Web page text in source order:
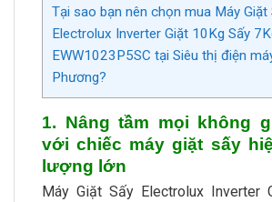
Tại sao bạn nên chọn mua Máy Giặt
Electrolux Inverter Giặt 10Kg Sấy
EWW1023P5SC tại Siêu thị điện
Phương?
1. Nâng tầm mọi không
với chiếc máy giặt sấy
lượng lớn
Máy Giặt Sấy Electrolux Inverter